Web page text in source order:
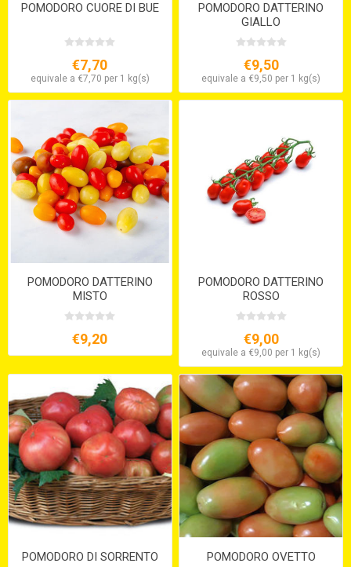
POMODORO CUORE DI BUE
€7,70
equivale a €7,70 per 1 kg(s)
POMODORO DATTERINO
GIALLO
€9,50
equivale a €9,50 per 1 kg(s)
POMODORO DATTERINO
MISTO
€9,20
POMODORO DATTERINO
ROSSO
€9,00
equivale a €9,00 per 1 kg(s)
POMODORO DI SORRENTO POMODORO OVETTO